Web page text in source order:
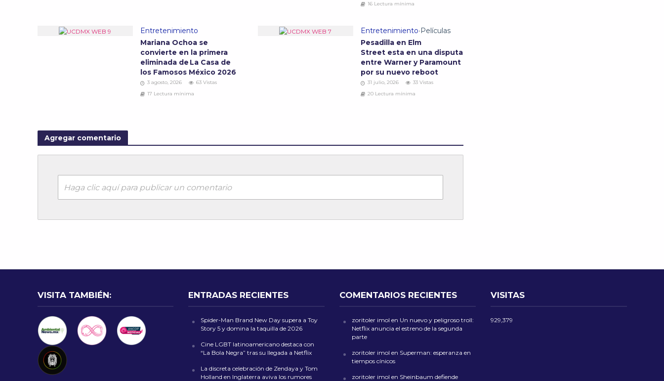
16 Lectura mínima
Entretenimiento
Mariana Ochoa se
convierte en la primera
eliminada de La Casa de
los Famosos México 2026
3 agosto, 2026
63 Vistas
17 Lectura mínima
Entretenimiento• Películas
Pesadilla en Elm
Street esta en una disputa
entre Warner y Paramount
por su nuevo reboot
31 julio, 2026
33 Vistas
20 Lectura mínima
Agregar comentario
Haga clic aquí para publicar un comentario
VISITA TAMBIÉN: ENTRADAS RECIENTES
Spider-Man Brand New Day supera a Toy
Story 5 y domina la taquilla de 2026
Cine LGBT latinoamericano destaca con
“La Bola Negra” tras su llegada a Netflix
La discreta celebración de Zendaya y Tom
Holland en Inglaterra aviva los rumores
COMENTARIOS RECIENTES
zoritoler imol en Un nuevo y peligroso troll:
Netflix anuncia el estreno de la segunda
parte
zoritoler imol en Superman: esperanza en
tiempos cínicos
zoritoler imol en Sheinbaum defiende
VISITAS
929,379